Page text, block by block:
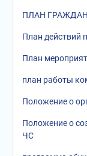
ПЛАН
План действий
План
план работы
Положение о
Положение о
ЧС